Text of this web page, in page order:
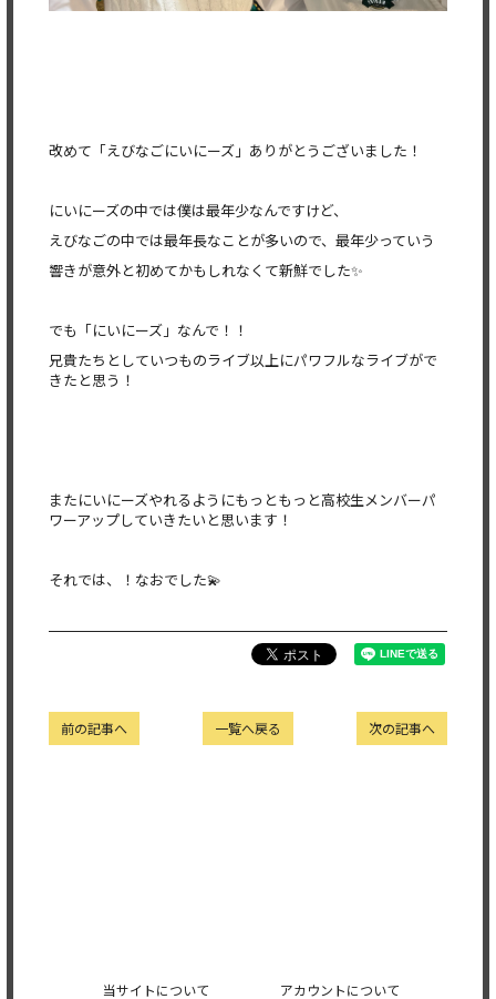
改めて「えびなごにいにーズ」ありがとうございました！
にいにーズの中では僕は最年少なんですけど、
えびなごの中では最年長なことが多いので、最年少っていう
響きが意外と初めてかもしれなくて新鮮でした✨
でも「にいにーズ」なんで！！
兄貴たちとしていつものライブ以上にパワフルなライブがで
きたと思う！
またにいにーズやれるようにもっともっと高校生メンバーパ
ワーアップしていきたいと思います！
それでは、！なおでした💫
次の記事へ
一覧へ戻る
前の記事へ
当サイトについて アカウントについて